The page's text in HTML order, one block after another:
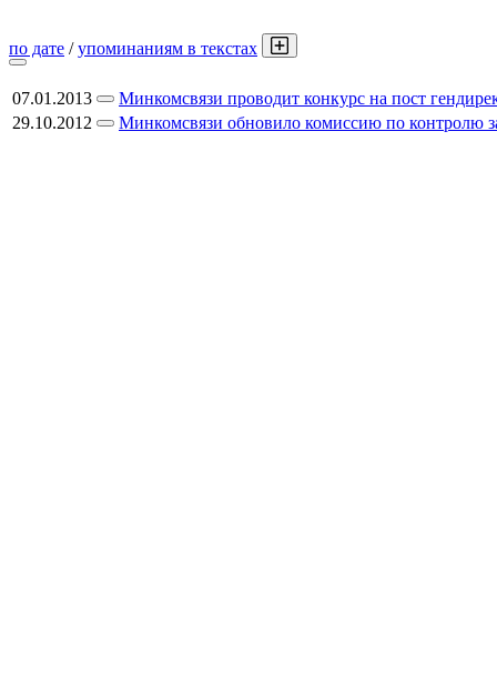
по дате /упоминаниям в текстах
07.01.2013
Минкомсвязи проводит конкурс на пост
29.10.2012
Минкомсвязи обновило комиссию по